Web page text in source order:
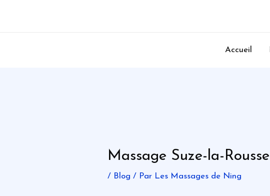
Accueil
Massage Suze-la-Rousse
/ Blog / Par Les Massages de Ning